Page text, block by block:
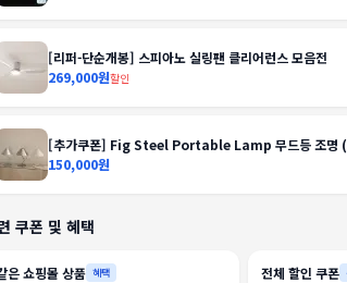
[리퍼-단순개봉] 스피아노 실링팬 클리어런스 모음전
269,000원할인
[추가쿠폰] Fig Steel Portable Lamp 무드등 조명
150,000원
쿠폰 및 혜택
은 쇼핑몰 상품 혜택 전체 할인 쿠폰